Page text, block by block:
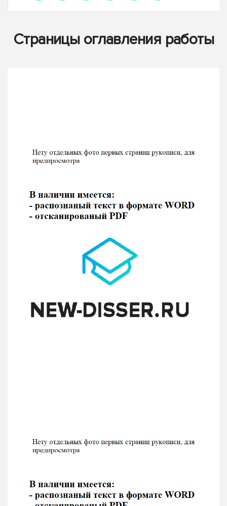
Страницы оглавления работы